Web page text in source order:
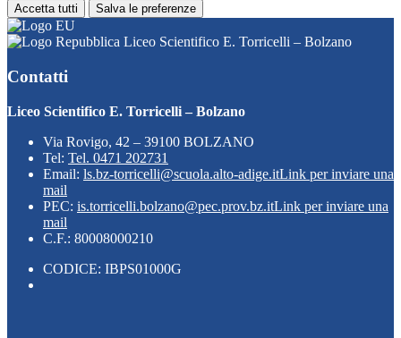
Accetta tutti Salva le preferenze
Liceo Scientifico E. Torricelli – Bolzano
Contatti
Liceo Scientifico E. Torricelli – Bolzano
Via Rovigo, 42 – 39100 BOLZANO
Tel: Tel. 0471 202731
Email: ls.bz-torricelli@scuola.alto-adige.itLink per inviare una
mail
PEC: is.torricelli.bolzano@pec.prov.bz.itLink per inviare una
mail
C.F.: 80008000210
CODICE: IBPS01000G